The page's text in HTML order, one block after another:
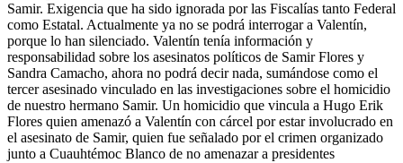
Samir. Exigencia que ha sido ignorada por las Fiscalías tanto Federal
como Estatal. Actualmente ya no se podrá interrogar a Valentín,
porque lo han silenciado. Valentín tenía información y
responsabilidad sobre los asesinatos políticos de Samir Flores y
Sandra Camacho, ahora no podrá decir nada, sumándose como el
tercer asesinado vinculado en las investigaciones sobre el homicidio
de nuestro hermano Samir. Un homicidio que vincula a Hugo Erik
Flores quien amenazó a Valentín con cárcel por estar involucrado en
el asesinato de Samir, quien fue señalado por el crimen organizado
junto a Cuauhtémoc Blanco de no amenazar a presidentes